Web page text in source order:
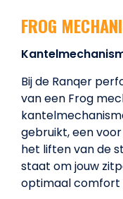
FROG
Bij de Ranqer
van een Frog
gebruikt, een
het liften van de
staat om jouw
optimaal comfort